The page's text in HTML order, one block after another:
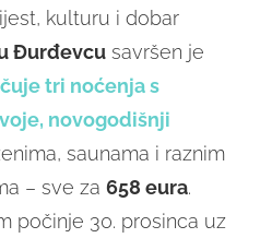
kulturu i dobar
Đurđevcu savršen je
tri noćenja s
novogodišnji
saunama i raznim
– sve za 658 eura.
počinje 30. prosinca uz